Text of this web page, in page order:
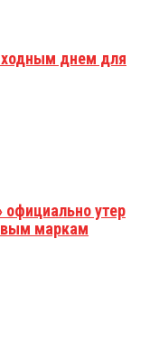
днем для
утер
маркам